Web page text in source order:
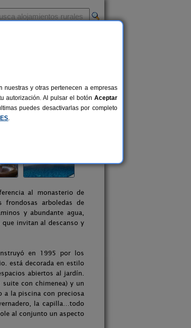
al monasterio de
arboledas de
y abundante agua,
invitan al descanso y
en 1995 por los
está decorada en estilo
abiertos al jardín.
con chimenea) y un
a la piscina con preciosa
la capilla…todo
al conjunto un aspecto
y otras pertenecen a empresas
autorización. Al pulsar el botón Aceptar
puedes desactivarlas por completo
.